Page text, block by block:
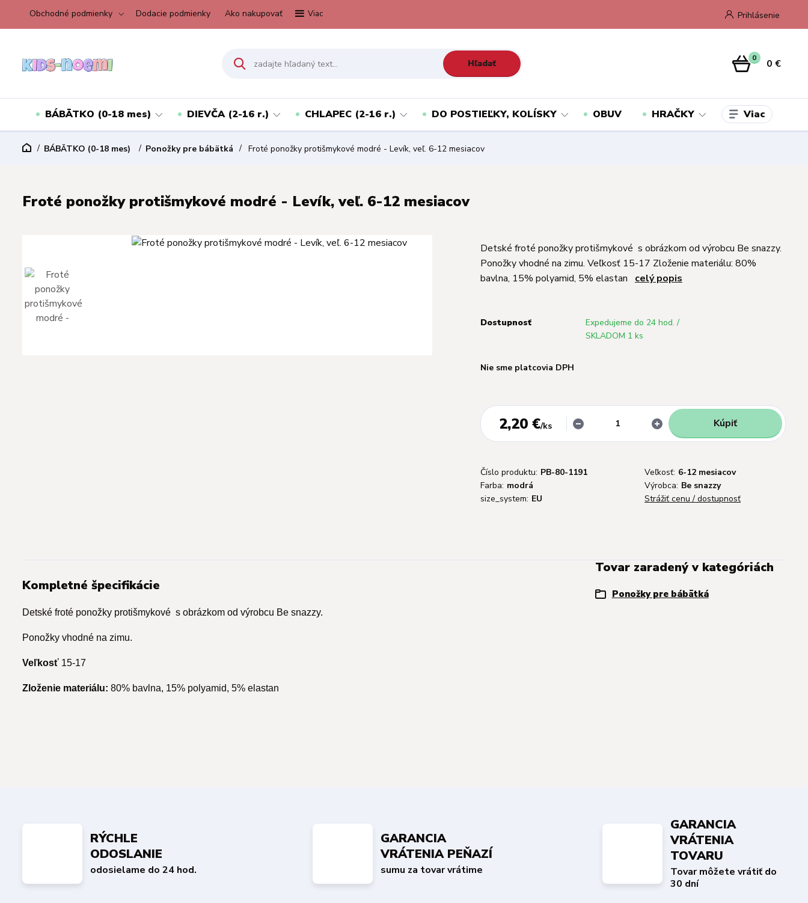
Obchodné podmienky Dodacie podmienky Ako nakupovať Viac Prihlásenie
Hľadať 0 0 €
BÁBÄTKO (0-18 mes) DIEVČA (2-16 r.) CHLAPEC (2-16 r.) DO POSTIEĽKY, KOLÍSKY OBUV HRAČKY Viac
BÁBÄTKO (0-18 mes) Ponožky pre bábätká Froté ponožky protišmykové modré - Levík, veľ. 6-12 mesiacov
Froté ponožky protišmykové modré - Levík, veľ. 6-12 mesiacov
Detské froté ponožky protišmykové s obrázkom od výrobcu Be snazzy.
Ponožky vhodné na zimu. Veľkosť 15-17 Zloženie materiálu: 80%
bavlna, 15% polyamid, 5% elastan celý popis
Dostupnosť
Expedujeme do 24 hod. /
SKLADOM 1 ks
Nie sme platcovia DPH
2,20 €/ks Kúpiť
Číslo produktu: PB-80-1191 Veľkosť: 6-12 mesiacov
Farba: modrá Výrobca: Be snazzy
size_system: EU Strážiť cenu / dostupnosť
Kompletné špecifikácie
Detské froté ponožky protišmykové s obrázkom od výrobcu Be snazzy.
Ponožky vhodné na zimu.
Veľkosť 15-17
Zloženie materiálu: 80% bavlna, 15% polyamid, 5% elastan
Tovar zaradený v kategóriách
Ponožky pre bábätká
RÝCHLE
ODOSLANIE
odosielame do 24 hod.
GARANCIA
VRÁTENIA PEŇAZÍ
sumu za tovar vrátime
GARANCIA
VRÁTENIA
TOVARU
Tovar môžete vrátiť do
30 dní